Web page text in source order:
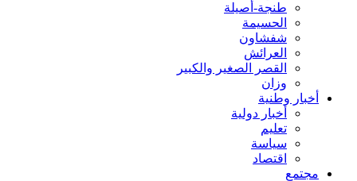
طنجة-أصيلة
الحسيمة
شفشاون
العرائش
القصر الصغير والكبير
وزان
أخبار وطنية
أخبار دولية
تعليم
سياسة
اقتصاد
مجتمع